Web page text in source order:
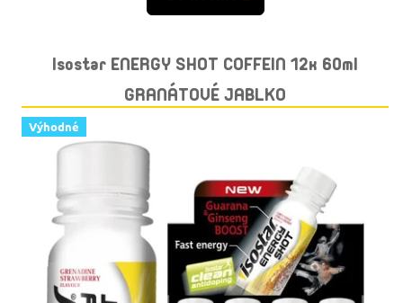
Isostar ENERGY SHOT COFFEIN 12x 60ml
GRANÁTOVÉ JABLKO
Výhodné